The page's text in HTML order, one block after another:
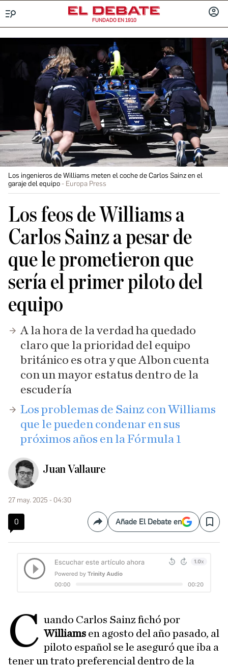
FUNDADO EN 1910
Los ingenieros de Williams meten el coche de Carlos Sainz en el
garaje del equipo
Europa Press
Los feos de Williams a
Carlos Sainz a pesar de
que le prometieron que
sería el primer piloto del
equipo
A la hora de la verdad ha quedado
claro que la prioridad del equipo
británico es otra y que Albon cuenta
con un mayor estatus dentro de la
escudería
Los problemas de Sainz con Williams
que le pueden condenar en sus
próximos años en la Fórmula 1
Juan Vallaure
27 may. 2025 - 04:30
0 CompartirAñade El Debate en Save
C uando Carlos Sainz fichó por
Williams en agosto del año pasado, al
piloto español se le aseguró que iba a
tener un trato preferencial dentro de la